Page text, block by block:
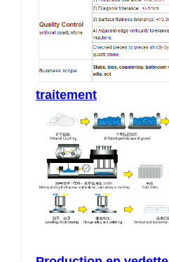
traitement